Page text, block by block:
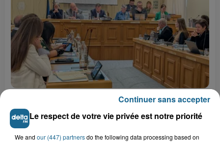
Hazebrouck : bientôt une Maison France
Services "pour rapporter des...
Inquiétude à Arques : Mathieu, 30 ans,
Le respect de votre vie privée est notre priorité
We and our (447) partnersdo the following data processing based on
Continuer sans accepter